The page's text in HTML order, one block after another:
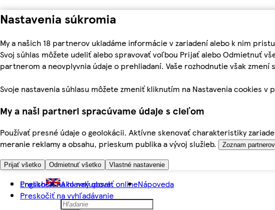
Nastavenia súkromia
My a našich 18 partnerov ukladáme informácie v zariadení alebo k nim
Svoj súhlas môžete udeliť alebo spravovať voľbou Prijať alebo Odmietnuť
partnerom a neovplyvnia údaje o prehliadaní. Vaše rozhodnutie však
Svoje nastavenia súhlasu môžete zmeniť kliknutím na Nastavenia cookies v
My a naši partneri spracúvame údaje s cieľom
Používať presné údaje o geolokácii. Aktívne skenovať charakteristiky
meranie reklamy a obsahu, prieskum publika a vývoj služieb.
Zoznam partnerov
Prijať všetko Odmietnuť všetko Vlastné nastavenie
Preskočiť na hlavný obsah
Preskočiť na vyhľadávanie
English Ako nakupovať onlineNápoveda